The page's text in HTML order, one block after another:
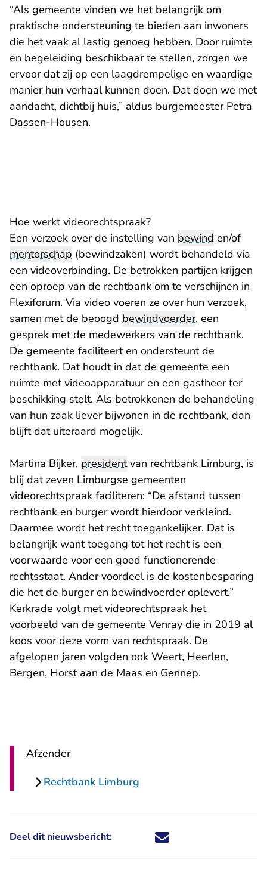
“Als gemeente vinden we het belangrijk om
praktische ondersteuning te bieden aan inwoners
die het vaak al lastig genoeg hebben. Door ruimte
en begeleiding beschikbaar te stellen, zorgen we
ervoor dat zij op een laagdrempelige en waardige
manier hun verhaal kunnen doen. Dat doen we met
aandacht, dichtbij huis,” aldus burgemeester Petra
Dassen-Housen.
Hoe werkt videorechtspraak?
Een verzoek over de instelling van bewind en/of
mentorschap (bewindzaken) wordt behandeld via
een videoverbinding. De betrokken partijen krijgen
een oproep van de rechtbank om te verschijnen in
Flexiforum. Via video voeren ze over hun verzoek,
samen met de beoogd bewindvoerder, een
gesprek met de medewerkers van de rechtbank.
De gemeente faciliteert en ondersteunt de
rechtbank. Dat houdt in dat de gemeente een
ruimte met videoapparatuur en een gastheer ter
beschikking stelt. Als betrokkenen de behandeling
van hun zaak liever bijwonen in de rechtbank, dan
blijft dat uiteraard mogelijk.
Martina Bijker, presidentvan rechtbank Limburg, is
blij dat zeven Limburgse gemeenten
videorechtspraak faciliteren: “De afstand tussen
rechtbank en burger wordt hierdoor verkleind.
Daarmee wordt het recht toegankelijker. Dat is
belangrijk want toegang tot het recht is een
voorwaarde voor een goed functionerende
rechtsstaat. Ander voordeel is de kostenbesparing
die het de burger en bewindvoerder oplevert.”
Kerkrade volgt met videorechtspraak het
voorbeeld van de gemeente Venray die in 2019 al
koos voor deze vorm van rechtspraak. De
afgelopen jaren volgden ook Weert, Heerlen,
Bergen, Horst aan de Maas en Gennep.
Afzender
Rechtbank Limburg
Deel dit nieuwsbericht: Deel dit nieuwsbericht via X -
Deel dit nieuwsbericht via
Deel dit nieuwsbericht
Deel dit